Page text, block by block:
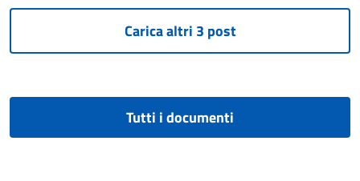
Tutti i documenti